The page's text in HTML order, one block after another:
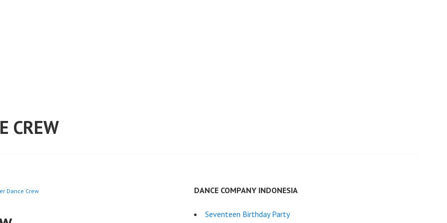
CREW
Dance Crew DANCE COMPANY INDONESIA
Seventeen Birthday Party